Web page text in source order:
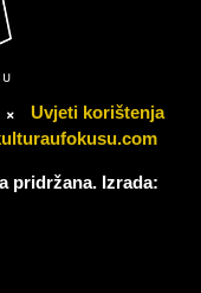
Uvjeti korištenja
pridržana. Izrada: